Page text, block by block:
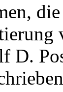
D.